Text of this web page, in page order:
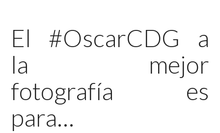
El #OscarCDG a
la mejor
fotografía es
para…